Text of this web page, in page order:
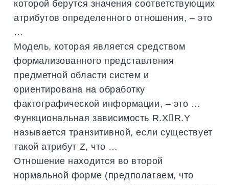
которой берутся значения соответствующих
атрибутов определенного отношения, – это
…
Модель, которая является средством
формализованного представления
предметной области систем и
ориентирована на обработку
фактографической информации, – это …
Функциональная зависимость R.XR.Y
называется транзитивной, если существует
такой атрибут Z, что …
Отношение находится во второй
нормальной форме (предполагаем, что